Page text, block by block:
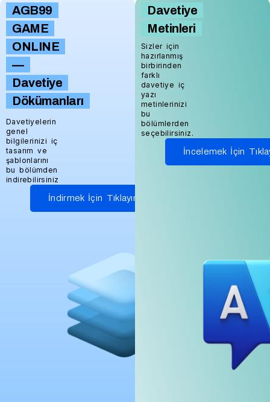
AGB99
GAME
ONLINE
—
Davetiye
Dökümanları
Davetiyelerin
genel
bilgilerinizi iç
tasarım ve
şablonlarını
bu bölümden
indirebilirsiniz
İndirmek İçin Tıklayınız
Davetiye
Metinleri
Sizler için
hazırlanmış
birbirinden
farklı
davetiye iç
yazı
metinlerinizi
bu
bölümlerden
seçebilirsiniz.
İncelemek İçin